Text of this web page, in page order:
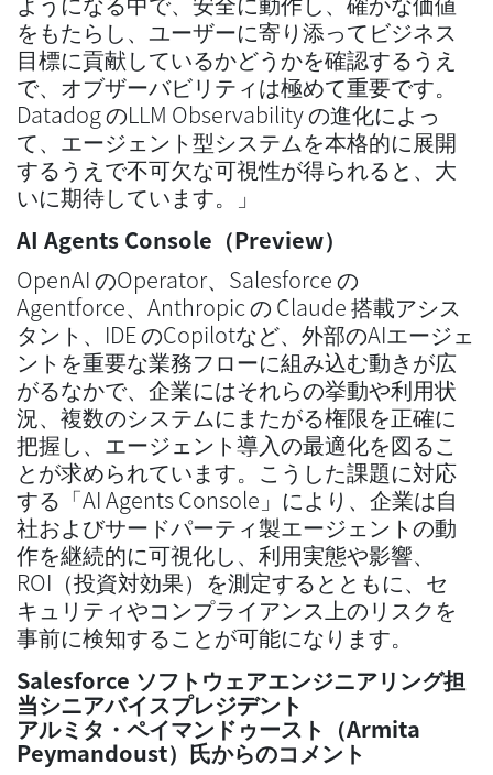
をもたらし、ユーザーに寄り添ってビジネス
目標に貢献しているかどうかを確認するうえ
で、オブザーバビリティは極めて重要です。
Datadog のLLM Observability の進化によっ
て、エージェント型システムを本格的に展開
するうえで不可欠な可視性が得られると、大
いに期待しています。」
AI Agents Console（Preview）
OpenAI のOperator、Salesforce の
Agentforce、Anthropic の Claude 搭載アシス
タント、IDE のCopilotなど、外部のAIエージェ
ントを重要な業務フローに組み込む動きが広
がるなかで、企業にはそれらの挙動や利用状
況、複数のシステムにまたがる権限を正確に
把握し、エージェント導入の最適化を図るこ
とが求められています。こうした課題に対応
する「AI Agents Console」により、企業は自
社およびサードパーティ製エージェントの動
作を継続的に可視化し、利用実態や影響、
ROI（投資対効果）を測定するとともに、セ
キュリティやコンプライアンス上のリスクを
事前に検知することが可能になります。
Salesforce ソフトウェアエンジニアリング担
当シニアバイスプレジデント
アルミタ・ペイマンドゥースト（Armita
Peymandoust）氏からのコメント